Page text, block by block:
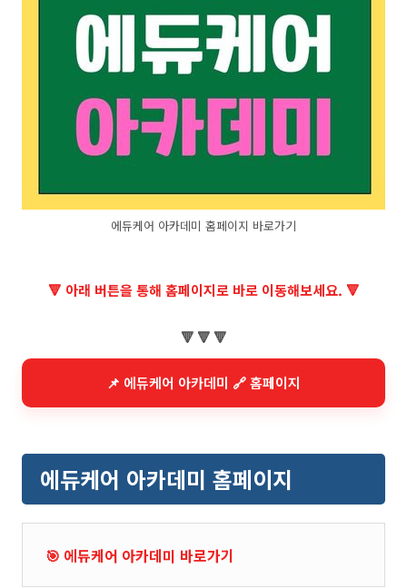
에듀케어 아카데미 홈페이지 바로가기
🔻 아래 버튼을 통해 홈페이지로 바로 이동해보세요. 🔻
🔻 🔻 🔻
📌 에듀케어 아카데미 🔗 홈페이지
에듀케어 아카데미 홈페이지
🎯 에듀케어 아카데미 바로가기